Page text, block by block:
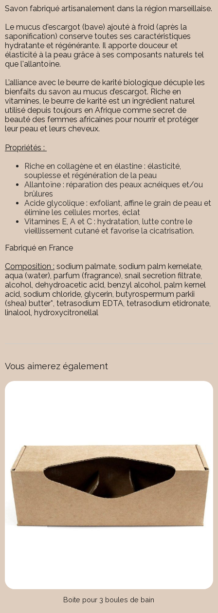
Savon fabriqué artisanalement dans la région marseillaise.
Le mucus d'escargot (bave) ajouté à froid (après la
saponification) conserve toutes ses caractéristiques
hydratante et régénérante. Il apporte douceur et
élasticité à la peau grâce à ses composants naturels tel
que l'allantoïne.
L’alliance avec le beurre de karité biologique décuple les
bienfaits du savon au mucus d’escargot. Riche en
vitamines, le beurre de karité est un ingrédient naturel
utilisé depuis toujours en Afrique comme secret de
beauté des femmes africaines pour nourrir et protéger
leur peau et leurs cheveux.
Propriétés :
Riche en collagène et en élastine : élasticité,
souplesse et régénération de la peau
Allantoïne : réparation des peaux acnéiques et/ou
brûlures
Acide glycolique : exfoliant, affine le grain de peau et
élimine les cellules mortes, éclat
Vitamines E, A et C : hydratation, lutte contre le
vieillissement cutané et favorise la cicatrisation.
Fabriqué en France
Composition : sodium palmate, sodium palm kernelate,
aqua (water), parfum (fragrance), snail secretion filtrate,
alcohol, dehydroacetic acid, benzyl alcohol, palm kernel
acid, sodium chloride, glycerin, butyrospermum parkii
(shea) butter*, tetrasodium EDTA, tetrasodium etidronate,
linalool, hydroxycitronellal
Vous aimerez également
Boite pour 3 boules de bain